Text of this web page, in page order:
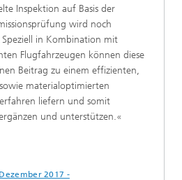
Inspektion auf Basis der
wird noch
in Kombination mit
Flugfahrzeugen können diese
Beitrag zu einem effizienten,
materialoptimierten
liefern und somit
und unterstützen.«
2017 -